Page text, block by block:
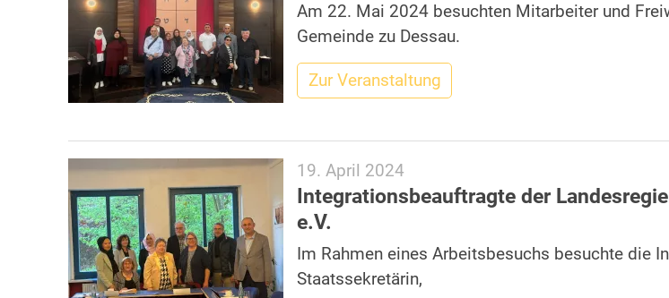
Am 22. Mai 2024 besuchten Mitarbeiter und
Gemeinde zu Dessau.
Zur Veranstaltung
19. April 2024
Integrationsbeauftragte der
e.V.
Im Rahmen eines Arbeitsbesuchs besuchte die
Staatssekretärin,